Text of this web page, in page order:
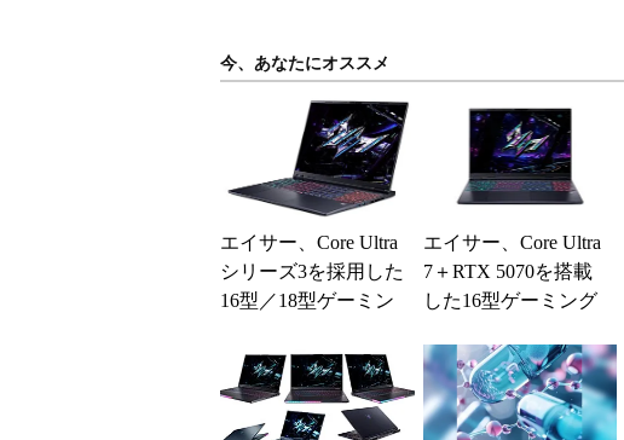
今、あなたにオススメ
エイサー、Core Ultra
シリーズ3を採用した
16型／18型ゲーミン
エイサー、Core Ultra
7＋RTX 5070を搭載
した16型ゲーミング